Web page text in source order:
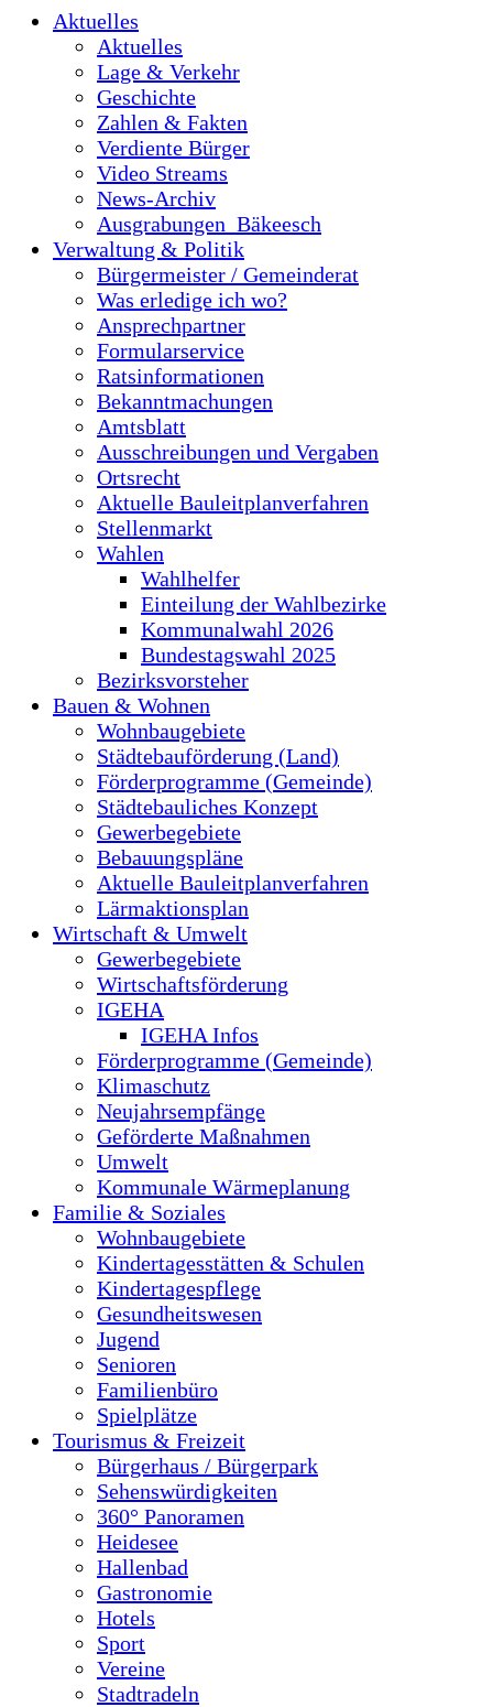
Aktuelles
Aktuelles
Lage & Verkehr
Geschichte
Zahlen & Fakten
Verdiente Bürger
Video Streams
News-Archiv
Ausgrabungen_Bäkeesch
Verwaltung & Politik
Bürgermeister / Gemeinderat
Was erledige ich wo?
Ansprechpartner
Formularservice
Ratsinformationen
Bekanntmachungen
Amtsblatt
Ausschreibungen und Vergaben
Ortsrecht
Aktuelle Bauleitplanverfahren
Stellenmarkt
Wahlen
Wahlhelfer
Einteilung der Wahlbezirke
Kommunalwahl 2026
Bundestagswahl 2025
Bezirksvorsteher
Bauen & Wohnen
Wohnbaugebiete
Städtebauförderung (Land)
Förderprogramme (Gemeinde)
Städtebauliches Konzept
Gewerbegebiete
Bebauungspläne
Aktuelle Bauleitplanverfahren
Lärmaktionsplan
Wirtschaft & Umwelt
Gewerbegebiete
Wirtschaftsförderung
IGEHA
IGEHA Infos
Förderprogramme (Gemeinde)
Klimaschutz
Neujahrsempfänge
Geförderte Maßnahmen
Umwelt
Kommunale Wärmeplanung
Familie & Soziales
Wohnbaugebiete
Kindertagesstätten & Schulen
Kindertagespflege
Gesundheitswesen
Jugend
Senioren
Familienbüro
Spielplätze
Tourismus & Freizeit
Bürgerhaus / Bürgerpark
Sehenswürdigkeiten
360° Panoramen
Heidesee
Hallenbad
Gastronomie
Hotels
Sport
Vereine
Stadtradeln